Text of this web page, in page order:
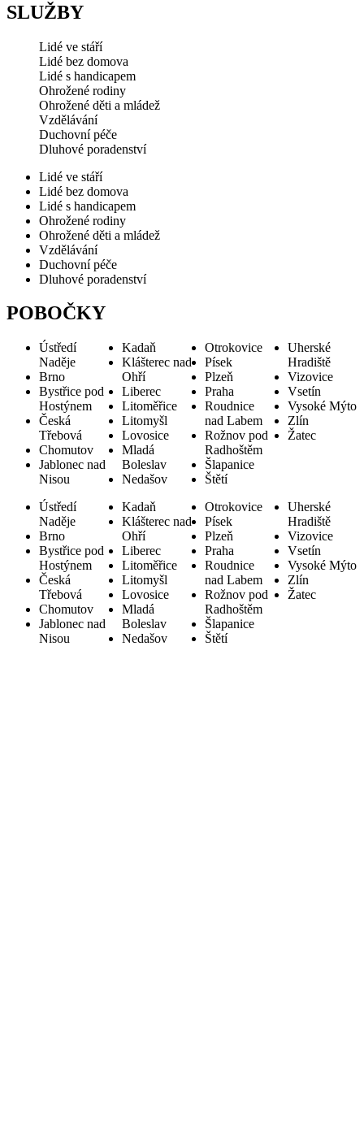
SLUŽBY
Lidé ve stáří
Lidé bez domova
Lidé s handicapem
Ohrožené rodiny
Ohrožené děti a mládež
Vzdělávání
Duchovní péče
Dluhové poradenství
Lidé ve stáří
Lidé bez domova
Lidé s handicapem
Ohrožené rodiny
Ohrožené děti a mládež
Vzdělávání
Duchovní péče
Dluhové poradenství
POBOČKY
Ústředí
Naděje
Brno
Bystřice pod
Hostýnem
Česká
Třebová
Chomutov
Jablonec nad
Nisou
Kadaň
Klášterec nad
Ohří
Liberec
Litoměřice
Litomyšl
Lovosice
Mladá
Boleslav
Nedašov
Otrokovice
Písek
Plzeň
Praha
Roudnice
nad Labem
Rožnov pod
Radhoštěm
Šlapanice
Štětí
Uherské
Hradiště
Vizovice
Vsetín
Vysoké Mýto
Zlín
Žatec
Ústředí
Naděje
Brno
Bystřice pod
Hostýnem
Česká
Třebová
Chomutov
Jablonec nad
Nisou
Kadaň
Klášterec nad
Ohří
Liberec
Litoměřice
Litomyšl
Lovosice
Mladá
Boleslav
Nedašov
Otrokovice
Písek
Plzeň
Praha
Roudnice
nad Labem
Rožnov pod
Radhoštěm
Šlapanice
Štětí
Uherské
Hradiště
Vizovice
Vsetín
Vysoké Mýto
Zlín
Žatec